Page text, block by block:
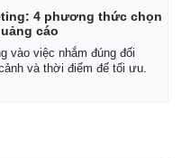
4 phương thức chọn
cáo
vào việc nhắm đúng đối
và thời điểm để tối ưu.